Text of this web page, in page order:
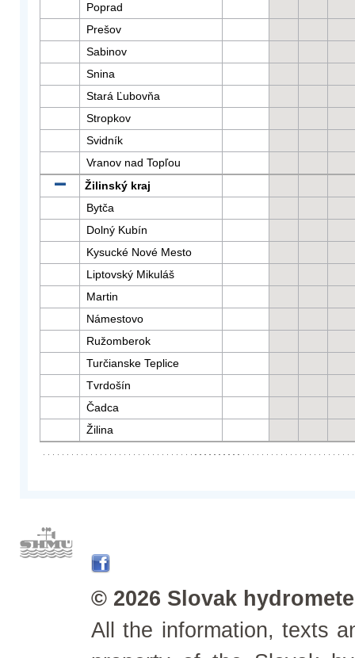
Poprad
Prešov
Sabinov
Snina
Stará Ľubovňa
Stropkov
Svidník
Vranov nad Topľou
Žilinský kraj
Bytča
Dolný Kubín
Kysucké Nové Mesto
Liptovský Mikuláš
Martin
Námestovo
Ružomberok
Turčianske Teplice
Tvrdošín
Čadca
Žilina
© 2026 Slovak
All the information, texts